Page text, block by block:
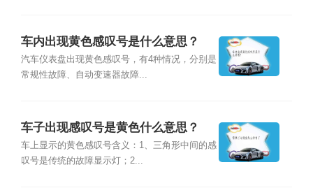
车内出现黄色感叹号是什么意思？
汽车仪表盘出现黄色感叹号，有4种情况，分别是
常规性故障、自动变速器故障...
车子出现感叹号是黄色什么意思？
车上显示的黄色感叹号含义：1、三角形中间的感
叹号是传统的故障显示灯；2...